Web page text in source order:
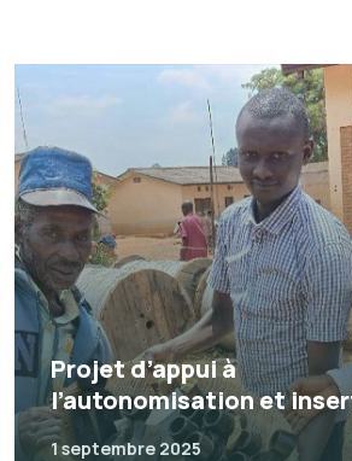
Projet d’appui à
l’autonomisation et
1 septembre 2025